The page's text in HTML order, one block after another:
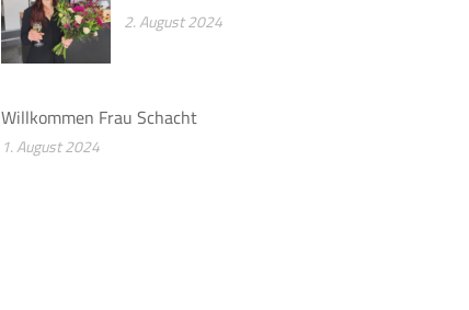
2. August 2024
Willkommen Frau Schacht
1. August 2024